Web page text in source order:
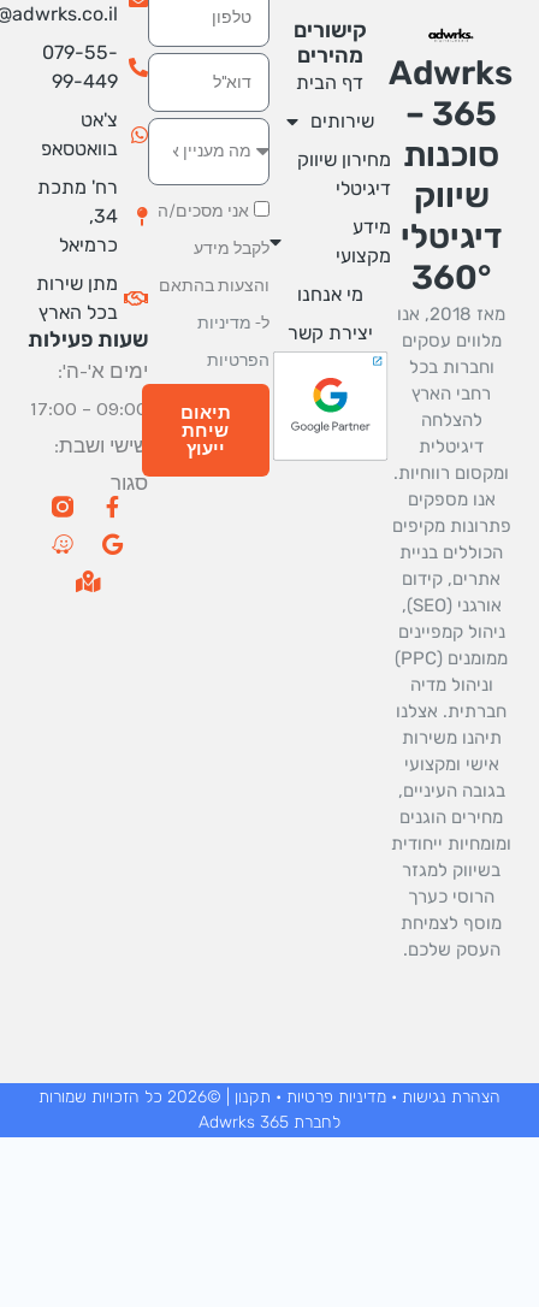
365 –
סוכנות
שיווק
דיגיטלי
360°
מאז 2018, אנו
מלווים עסקים
וחברות בכל
רחבי הארץ
להצלחה
דיגיטלית
רווחיות.
אנו מספקים
מקיפים
בניית
אתרים, קידום
אורגני (SEO),
קמפיינים
ממומנים (PPC)
וניהול מדיה
אצלנו
תיהנו משירות
אישי ומקצועי
העיניים,
הוגנים
ייחודית
בשיווק למגזר
הרוסי כערך
מוסף לצמיחת
העסק שלכם.
info@adwrks.co.il
079-55-
99-449
צ'אט
בוואטסאפ
רח' מתכת
כרמיאל
מתן שירות
בכל הארץ
שעות פעילות
ימים א'-ה':
09:00 – 17:00
שישי ושבת:
סגור
e
M
p
אימייל
אני מסכים/ה
לקבל מידע
והצעות בהתאם
ל- מדיניות
הפרטיות
תיאום
שיחת
ייעוץ
קישורים
מהירים
דף הבית
שירותים
מחירון שיווק
דיגיטלי
מידע
מקצועי
מי אנחנו
יצירת קשר
הצהרת נגישות•מדיניות פרטיות•תקנון
| ©2026 כל הזכויות שמורות
לחברת Adwrks 365